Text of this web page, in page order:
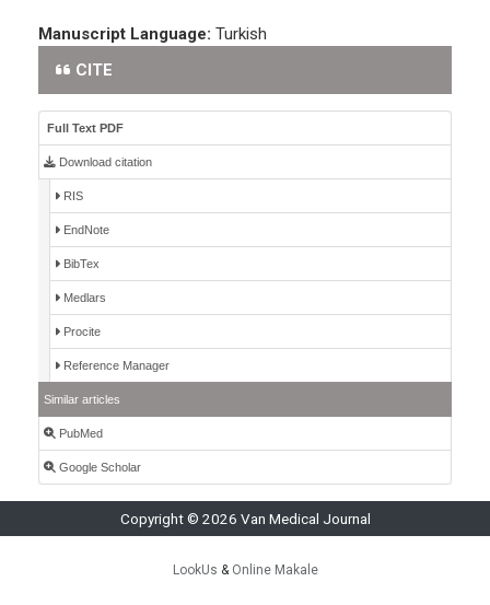
Manuscript Language: Turkish
CITE
Full Text PDF
Download citation
RIS
EndNote
BibTex
Medlars
Procite
Reference Manager
Similar articles
PubMed
Google Scholar
Copyright © 2026 Van Medical Journal
LookUs & Online Makale